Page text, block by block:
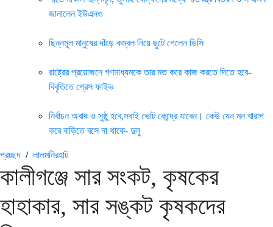
জানালেন ইউএনও
ছিন্নমূল মানুষের দাঁড়ে কম্বল নিয়ে ছুটে গেলেন ডিসি
রাষ্ট্রের প্রয়োজনে গণমাধ্যমকে তার মত করে কাজ করতে দিতে হবে-
বিবৃতিতে প্রেস ফাইভ
নির্বাচন অবাধ ও সুষ্ঠু হবে,সবাই ভোট কেন্দ্রে যাবেন। কেউ যেন মন খারাপ
করে বাড়িতে বসে না থাকে- দুলু
প্রচ্ছদ / লালমনিরহাট
কালীগঞ্জে সার সংকট, কৃষকের
হাহাকার, সার সঙ্কট কৃষকদের